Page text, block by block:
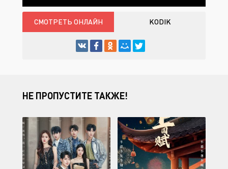
СМОТРЕТЬ ОНЛАЙН KODIK
НЕ ПРОПУСТИТЕ ТАКЖЕ!